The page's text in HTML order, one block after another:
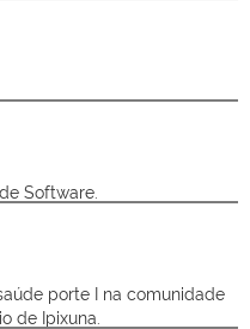
Software.
porte I na comunidade
de Ipixuna.